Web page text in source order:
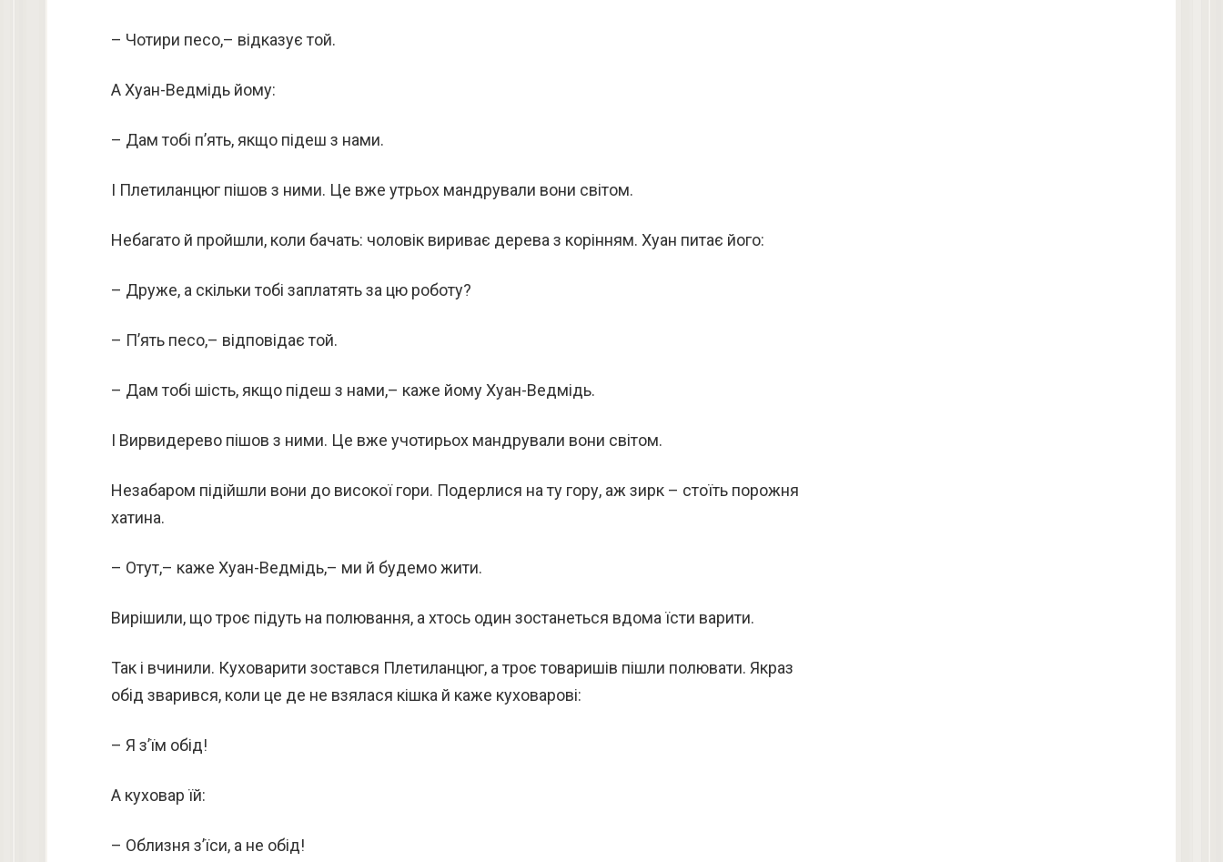
– Чотири песо,– відказує той.
А Хуан-Ведмідь йому:
– Дам тобі п’ять, якщо підеш з нами.
І Плетиланцюг пішов з ними. Це вже утрьох мандрували вони світом.
Небагато й пройшли, коли бачать: чоловік вириває дерева з корінням. Хуан питає його:
– Друже, а скільки тобі заплатять за цю роботу?
– П’ять песо,– відповідає той.
– Дам тобі шість, якщо підеш з нами,– каже йому Хуан-Ведмідь.
І Вирвидерево пішов з ними. Це вже учотирьох мандрували вони світом.
Незабаром підійшли вони до високої гори. Подерлися на ту гору, аж зирк – стоїть порожня
хатина.
– Отут,– каже Хуан-Ведмідь,– ми й будемо жити.
Вирішили, що троє підуть на полювання, а хтось один зостанеться вдома їсти варити.
Так і вчинили. Куховарити зостався Плетиланцюг, а троє товаришів пішли полювати. Якраз
обід зварився, коли це де не взялася кішка й каже куховарові:
– Я з’їм обід!
А куховар їй:
– Облизня з’їси, а не обід!